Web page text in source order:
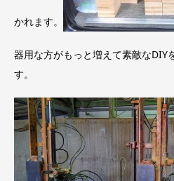
かれます。
器用な方がもっと増えて素敵なDIY
す。